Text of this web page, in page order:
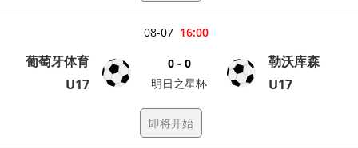
16:00
08-07
葡萄牙体育
U17
0 - 0
明日之星杯
勒沃库森
U17
即将开始